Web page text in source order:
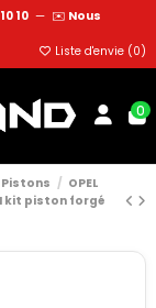
10 — ✉️ Nous
Liste d'envie (0)
0
Pistons
OPEL
kit piston forgé